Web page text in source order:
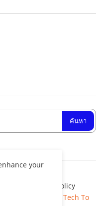
Privacy Policy
Tech To
your